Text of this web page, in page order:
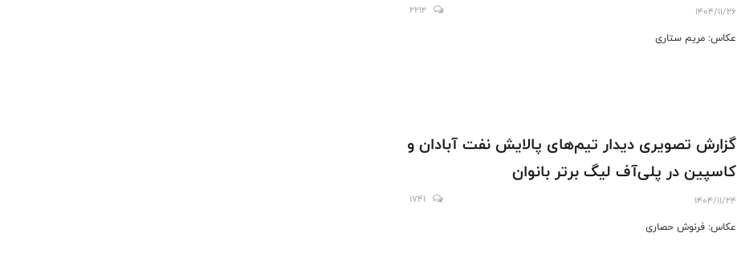
1404/11/26
2212
عکاس: مریم ستاری
گزارش تصویری دیدار تیم‌های پالایش نفت آبادان و
کاسپین در پلی‌آف لیگ برتر بانوان
1404/11/24
1741
عکاس: فرنوش حصاری